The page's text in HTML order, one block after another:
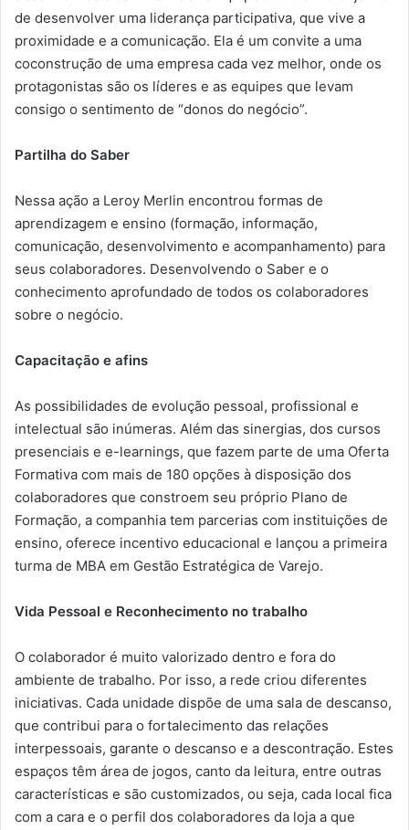
de desenvolver uma liderança participativa, que vive a
proximidade e a comunicação. Ela é um convite a uma
coconstrução de uma empresa cada vez melhor, onde os
protagonistas são os líderes e as equipes que levam
consigo o sentimento de “donos do negócio”.
Partilha do Saber
Nessa ação a Leroy Merlin encontrou formas de
aprendizagem e ensino (formação, informação,
comunicação, desenvolvimento e acompanhamento) para
seus colaboradores. Desenvolvendo o Saber e o
conhecimento aprofundado de todos os colaboradores
sobre o negócio.
Capacitação e afins
As possibilidades de evolução pessoal, profissional e
intelectual são inúmeras. Além das sinergias, dos cursos
presenciais e e-learnings, que fazem parte de uma Oferta
Formativa com mais de 180 opções à disposição dos
colaboradores que constroem seu próprio Plano de
Formação, a companhia tem parcerias com instituições de
ensino, oferece incentivo educacional e lançou a primeira
turma de MBA em Gestão Estratégica de Varejo.
Vida Pessoal e Reconhecimento no trabalho
O colaborador é muito valorizado dentro e fora do
ambiente de trabalho. Por isso, a rede criou diferentes
iniciativas. Cada unidade dispõe de uma sala de descanso,
que contribui para o fortalecimento das relações
interpessoais, garante o descanso e a descontração. Estes
espaços têm área de jogos, canto da leitura, entre outras
características e são customizados, ou seja, cada local fica
com a cara e o perfil dos colaboradores da loja a que